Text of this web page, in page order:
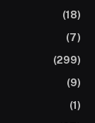
(18)
(7)
(299)
(9)
(1)